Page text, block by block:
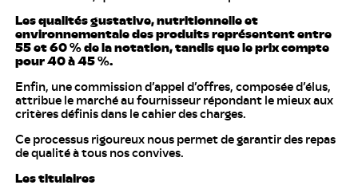
Les qualités gustative, nutritionnelle et
environnementale des produits représentent entre
55 et 60 % de la notation, tandis que le prix compte
pour 40 à 45 %.
Enfin, une commission d’appel d’offres, composée d’élus,
attribue le marché au fournisseur répondant le mieux aux
critères définis dans le cahier des charges.
Ce processus rigoureux nous permet de garantir des repas
de qualité à tous nos convives.
Les titulaires